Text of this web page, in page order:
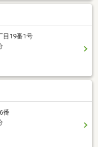
目19番1号
番